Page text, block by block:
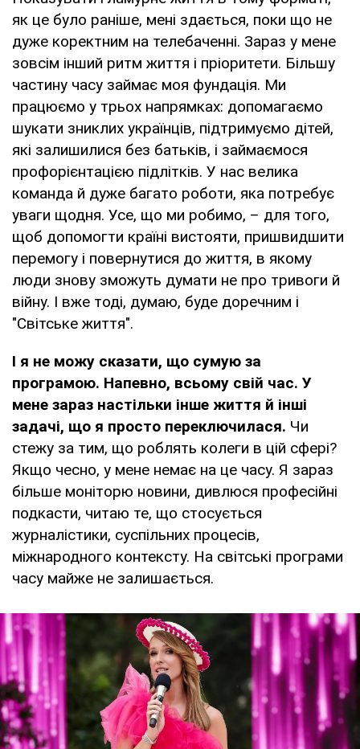
як це було раніше, мені здається, поки що не
дуже коректним на телебаченні. Зараз у мене
зовсім інший ритм життя і пріоритети. Більшу
частину часу займає моя фундація. Ми
працюємо у трьох напрямках: допомагаємо
шукати зниклих українців, підтримуємо дітей,
які залишилися без батьків, і займаємося
профорієнтацією підлітків. У нас велика
команда й дуже багато роботи, яка потребує
уваги щодня. Усе, що ми робимо, – для того,
щоб допомогти країні вистояти, пришвидшити
перемогу і повернутися до життя, в якому
люди знову зможуть думати не про тривоги й
війну. І вже тоді, думаю, буде доречним і
"Світське життя".
І я не можу сказати, що сумую за
програмою. Напевно, всьому свій час. У
мене зараз настільки інше життя й інші
задачі, що я просто переключилася. Чи
стежу за тим, що роблять колеги в цій сфері?
Якщо чесно, у мене немає на це часу. Я зараз
більше моніторю новини, дивлюся професійні
подкасти, читаю те, що стосується
журналістики, суспільних процесів,
міжнародного контексту. На світські програми
часу майже не залишається.